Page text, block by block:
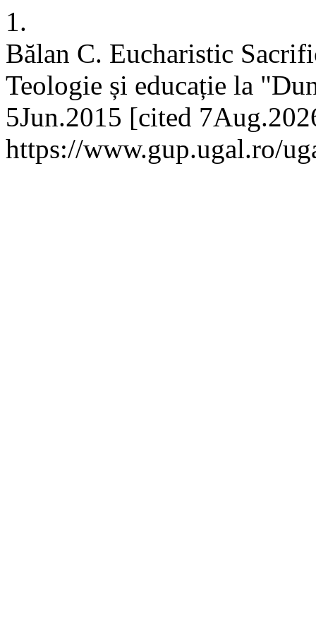
1.
Bălan C. Eucharistic
Teologie și educație la
5Jun.2015 [cited
https://www.gup.ugal.ro/